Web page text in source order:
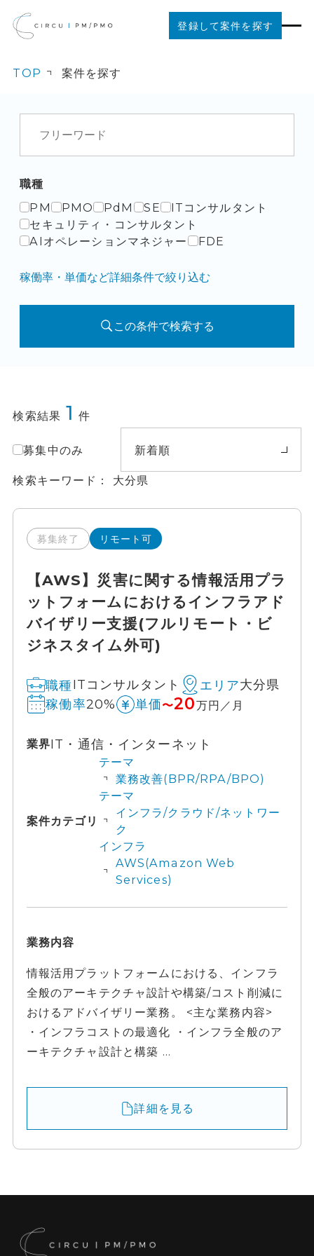
登録して案件を探す
ご利用の流れ
お役立ちコンテンツ
法人の方はこちら
TOP 案件を探す
職種
PM
PMO PdM SE
ITコンサルタント
セキュリティ・コンサルタント
AIオペレーションマネジャー
FDE
稼働率・単価など詳細条件で絞り込む
この条件で検索する
検索結果 1 件
募集中のみ 新着順
検索キーワード 大分県
募集終了 リモート可
【AWS】災害に関する情報活用プラ
ットフォームにおけるインフラアド
バイザリー支援(フルリモート・ビ
ジネスタイム外可)
職種ITコンサルタント エリア大分県
稼働率20% 単価〜20万円／月
業界IT・通信・インターネット
案件カテゴリ
テーマ
業務改善(BPR/RPA/BPO)
テーマ
インフラ/クラウド/ネットワー
ク
インフラ
AWS(Amazon Web
Services)
業務内容
情報活用プラットフォームにおける、インフラ
全般のアーキテクチャ設計や構築/コスト削減に
おけるアドバイザリー業務。 <主な業務内容>
・インフラコストの最適化 ・インフラ全般のア
ーキテクチャ設計と構築 ...
詳細を見る